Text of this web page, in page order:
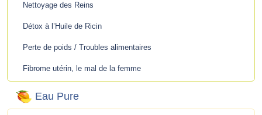
Nettoyage des Reins
Détox à l’Huile de Ricin
Perte de poids / Troubles alimentaires
Fibrome utérin, le mal de la femme
Eau Pure